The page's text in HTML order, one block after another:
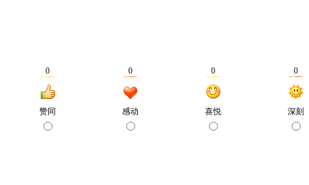
0
赞同
0
感动
0
喜悦
0
深刻